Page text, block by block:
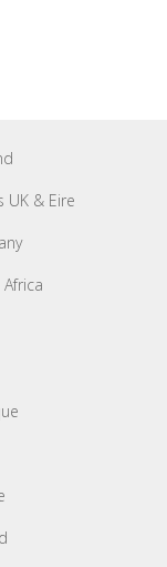
UK & Eire